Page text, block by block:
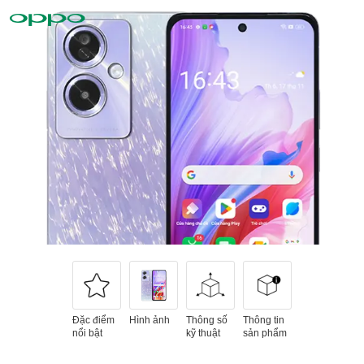
Đặc điểm
nổi bật
Hình ảnh
Thông số
kỹ thuật
Thông tin
sản phẩm